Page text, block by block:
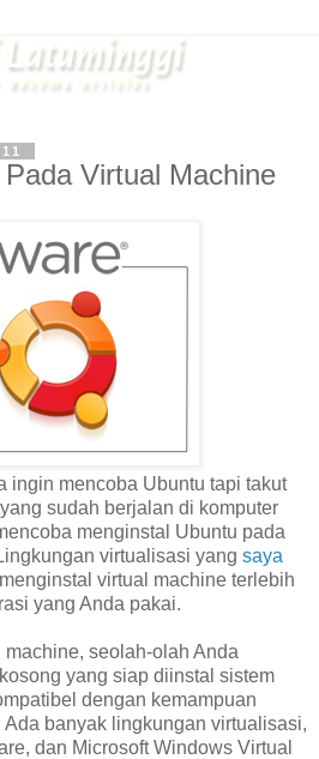
Virtual Machine
ingin mencoba Ubuntu tapi takut
sudah berjalan di komputer
menginstal Ubuntu pada
virtualisasi yang saya
virtual machine terlebih
yang Anda pakai.
seolah-olah Anda
yang siap diinstal sistem
dengan kemampuan
banyak lingkungan virtualisasi,
dan Microsoft Windows Virtual